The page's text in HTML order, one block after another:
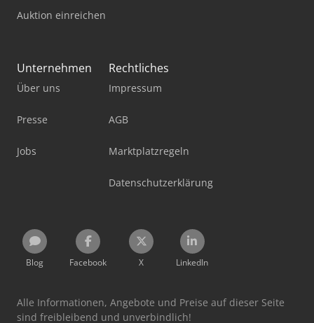
Auktion einreichen
Unternehmen
Über uns
Presse
Jobs
Rechtliches
Impressum
AGB
Marktplatzregeln
Datenschutzerklärung
Blog Facebook X LinkedIn
Alle Informationen, Angebote und Preise auf dieser Seite
sind freibleibend und unverbindlich!